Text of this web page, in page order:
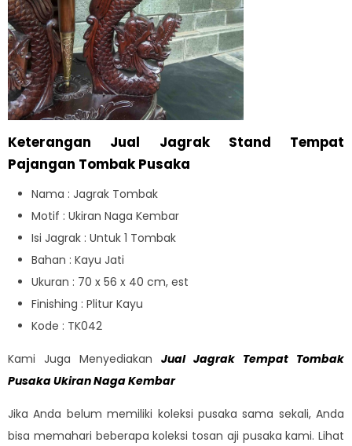
Keterangan Jual Jagrak Stand Tempat
Pajangan Tombak Pusaka
Nama : Jagrak Tombak
Motif : Ukiran Naga Kembar
Isi Jagrak : Untuk 1 Tombak
Bahan : Kayu Jati
Ukuran : 70 x 56 x 40 cm, est
Finishing : Plitur Kayu
Kode : TK042
Kami Juga Menyediakan Jual Jagrak Tempat Tombak
Pusaka Ukiran Naga Kembar
Jika Anda belum memiliki koleksi pusaka sama sekali, Anda
bisa memahari beberapa koleksi tosan aji pusaka kami. Lihat